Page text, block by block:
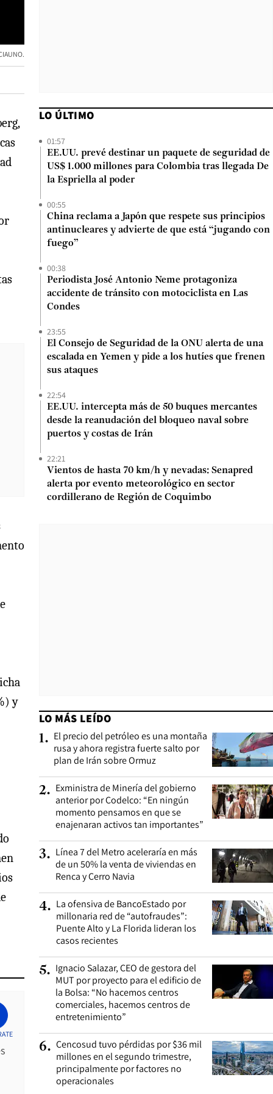
y
LO ÚLTIMO
01:57
EE.UU. prevé destinar un paquete de seguridad de
US$ 1.000 millones para Colombia tras llegada De
la Espriella al poder
00:55
China reclama a Japón que respete sus principios
antinucleares y advierte de que está “jugando con
fuego”
00:38
Periodista José Antonio Neme protagoniza
accidente de tránsito con motociclista en Las
Condes
23:55
El Consejo de Seguridad de la ONU alerta de una
escalada en Yemen y pide a los hutíes que frenen
sus ataques
22:54
EE.UU. intercepta más de 50 buques mercantes
desde la reanudación del bloqueo naval sobre
puertos y costas de Irán
22:21
Vientos de hasta 70 km/h y nevadas: Senapred
alerta por evento meteorológico en sector
cordillerano de Región de Coquimbo
LO MÁS LEÍDO
1. El precio del petróleo es una montaña
rusa y ahora registra fuerte salto por
plan de Irán sobre Ormuz
2. Exministra de Minería del gobierno
anterior por Codelco: “En ningún
momento pensamos en que se
enajenaran activos tan importantes”
3. Línea 7 del Metro aceleraría en más
de un 50% la venta de viviendas en
Renca y Cerro Navia
4. La ofensiva de BancoEstado por
millonaria red de “autofraudes”:
Puente Alto y La Florida lideran los
casos recientes
5. Ignacio Salazar, CEO de gestora del
MUT por proyecto para el edificio de
la Bolsa: “No hacemos centros
comerciales, hacemos centros de
entretenimiento”
6. Cencosud tuvo pérdidas por $36 mil
millones en el segundo trimestre,
principalmente por factores no
operacionales